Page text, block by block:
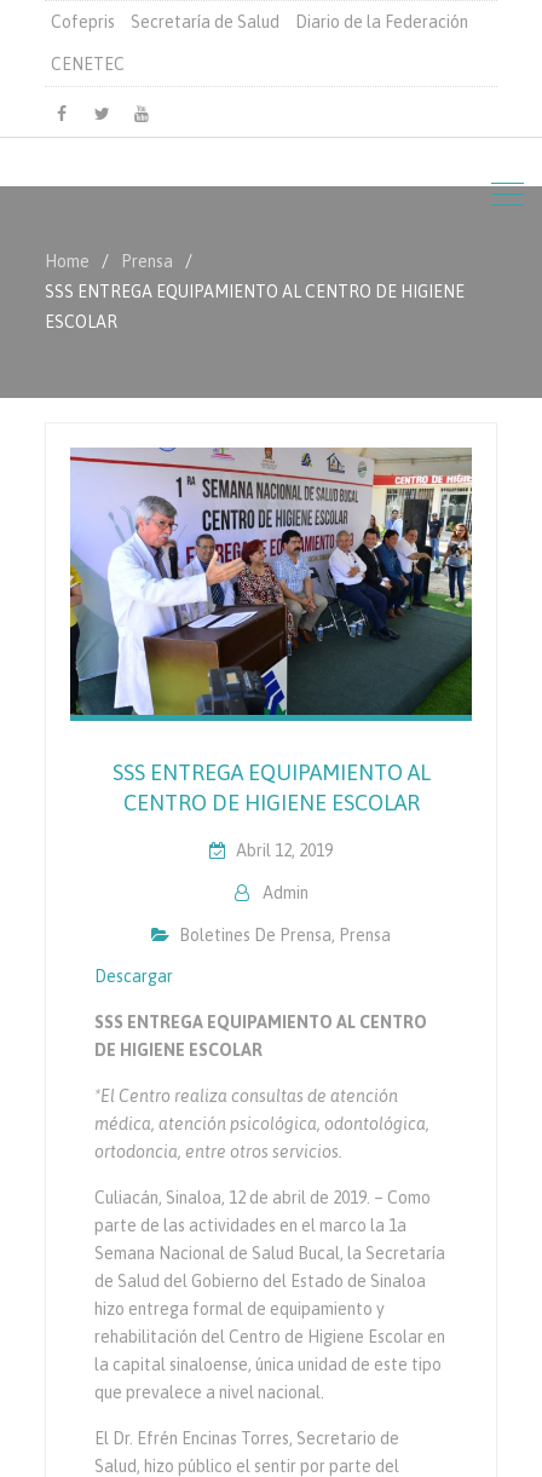
Cofepris Secretaría de Salud Diario de la Federación
CENETEC
Facebook
TwitterYoutube
Home
Prensa
SSS ENTREGA EQUIPAMIENTO AL CENTRO DE HIGIENE
ESCOLAR
SSS ENTREGA EQUIPAMIENTO AL
CENTRO DE HIGIENE ESCOLAR
Abril 12, 2019
Admin
Boletines De Prensa, Prensa
Descargar
SSS ENTREGA EQUIPAMIENTO AL CENTRO
DE HIGIENE ESCOLAR
*El Centro realiza consultas de atención
médica, atención psicológica, odontológica,
ortodoncia, entre otros servicios
Culiacán, Sinaloa, 12 de abril de 2019. – Como
parte de las actividades en el marco la 1a
Semana Nacional de Salud Bucal, la Secretaría
de Salud del Gobierno del Estado de Sinaloa
hizo entrega formal de equipamiento y
rehabilitación del Centro de Higiene Escolar en
la capital sinaloense, única unidad de este tipo
que prevalece a nivel nacional.
El Dr. Efrén Encinas Torres, Secretario de
Salud, hizo público el sentir por parte del